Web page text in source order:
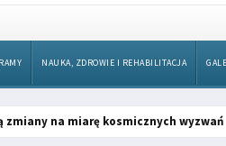
NAUKA, ZDROWIE I REHABILITACJA
na miarę kosmicznych wyzwań